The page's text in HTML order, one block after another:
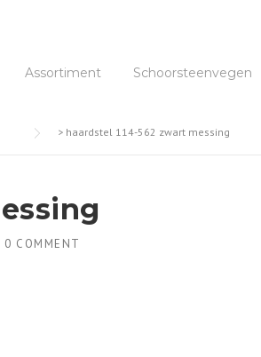
Assortiment Schoorsteenvegen
> haardstel 114-562 zwart messing
0 COMMENT